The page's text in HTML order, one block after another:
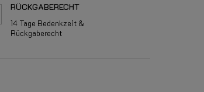
RÜCKGABERECHT
14 Tage Bedenkzeit &
Rückgaberecht